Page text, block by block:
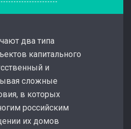
два типа
капитального
и
сложные
в которых
российским
их домов